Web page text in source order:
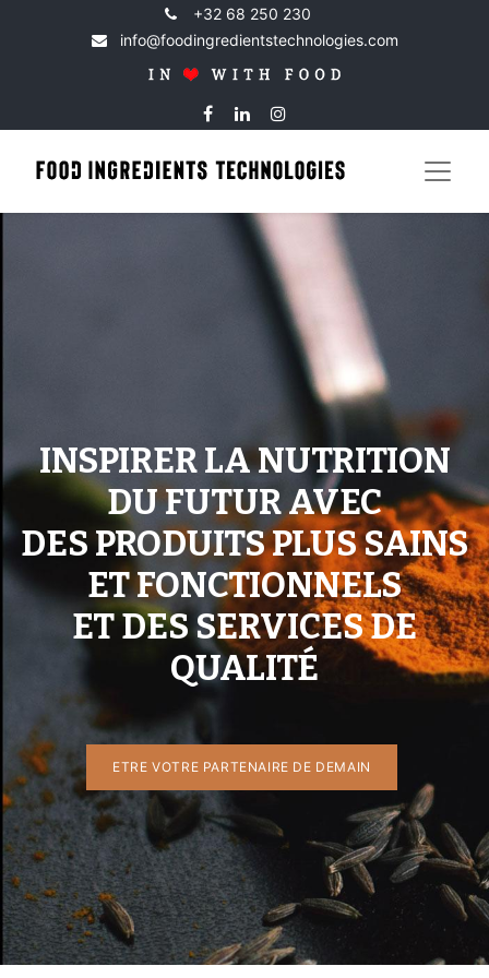
+32 68 250 230
info@foodingredientstechnologies.com
INSPIRER LA NUTRITION
DU FUTUR AVEC
DES PRODUITS PLUS SAINS
ET FONCTIONNELS
ET DES SERVICES DE
QUALITÉ
ETRE VO​​TRE PA​​RTENAIRE DE DEMAIN